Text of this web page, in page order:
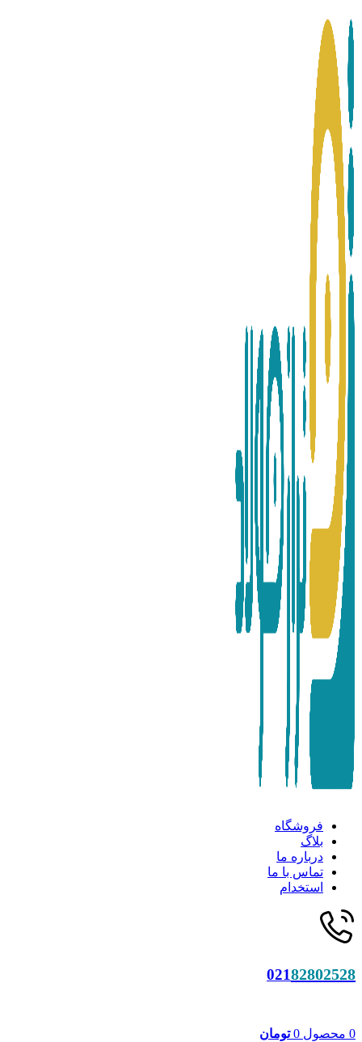
فروشگاه
بلاگ
درباره ما
تماس با ما
استخدام
02182802528
0 محصول 0 تومان